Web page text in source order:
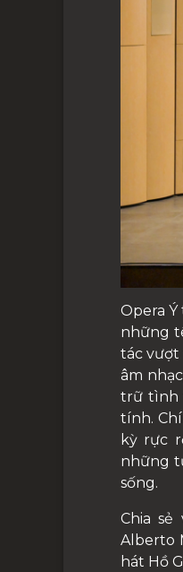
Opera
những
tác vượt
âm
trữ tình
tính.
kỳ rực
những
sống.
Chia
Alberto
hát Hồ